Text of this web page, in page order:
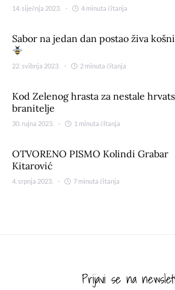
14. siječnja 2023. 4 minuta čitanja
Sabor na jedan dan postao živa
22. svibnja 2023. 2 minuta čitanja
Kod Zelenog hrasta za nestale
branitelje
30. rujna 2023. 1 minuta čitanja
OTVORENO PISMO Kolindi Grabar
Kitarović
4. srpnja 2023. 7 minuta čitanja
Prijavi se na